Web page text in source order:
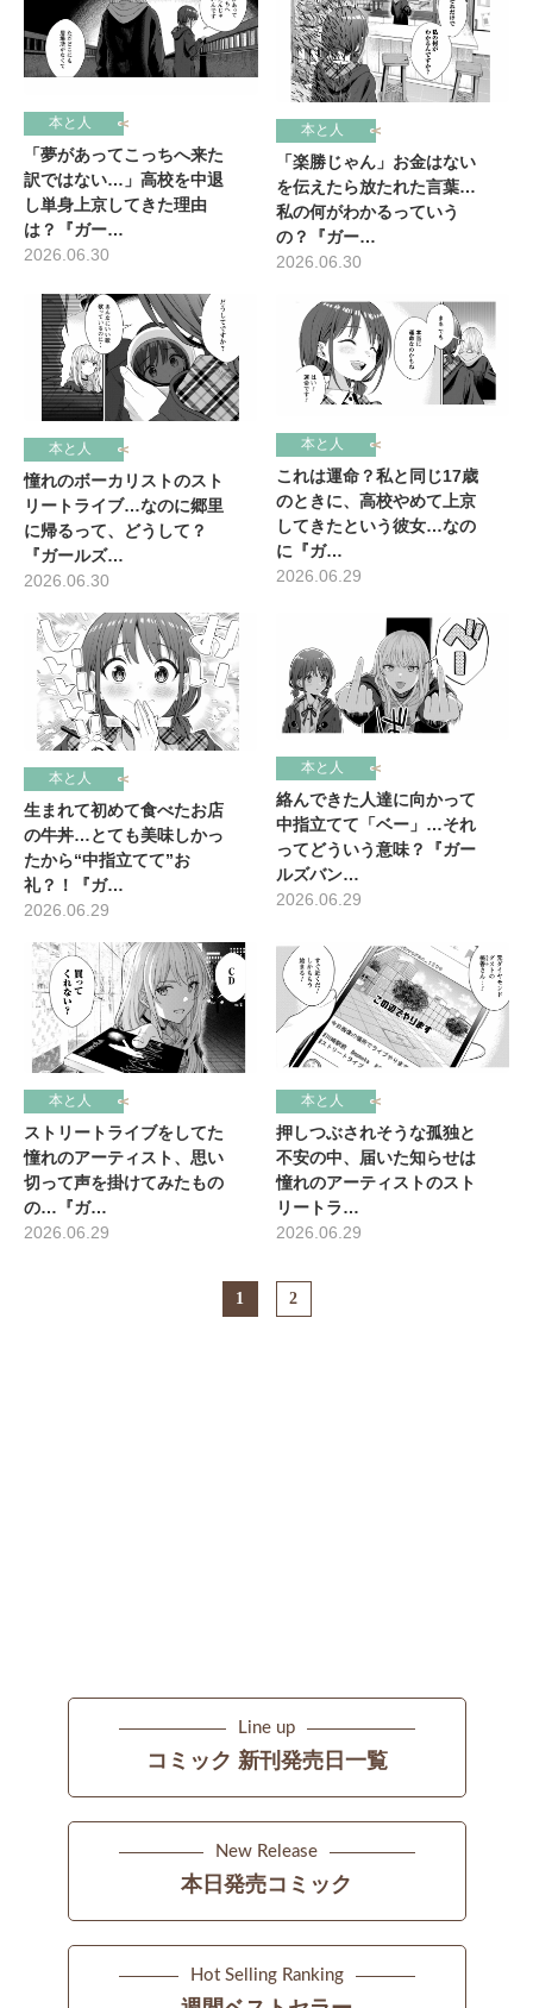
本と人
「夢があってこっちへ来た
訳ではない…」高校を中退
し単身上京してきた理由
は？『ガー…
2026.06.30
本と人
「楽勝じゃん」お金はない
を伝えたら放たれた言葉…
私の何がわかるっていう
の？『ガー…
2026.06.30
本と人
憧れのボーカリストのスト
リートライブ…なのに郷里
に帰るって、どうして？
『ガールズ…
2026.06.30
本と人
これは運命？私と同じ17歳
のときに、高校やめて上京
してきたという彼女…なの
に『ガ…
2026.06.29
本と人
生まれて初めて食べたお店
の牛丼…とても美味しかっ
たから“中指立てて”お
礼？！『ガ…
2026.06.29
本と人
絡んできた人達に向かって
中指立てて「ベー」…それ
ってどういう意味？『ガー
ルズバン…
2026.06.29
本と人
ストリートライブをしてた
憧れのアーティスト、思い
切って声を掛けてみたもの
の…『ガ…
2026.06.29
本と人
押しつぶされそうな孤独と
不安の中、届いた知らせは
憧れのアーティストのスト
リートラ…
2026.06.29
1 2
Line up
コミック 新刊発売日一覧
New Release
本日発売コミック
Hot Selling Ranking